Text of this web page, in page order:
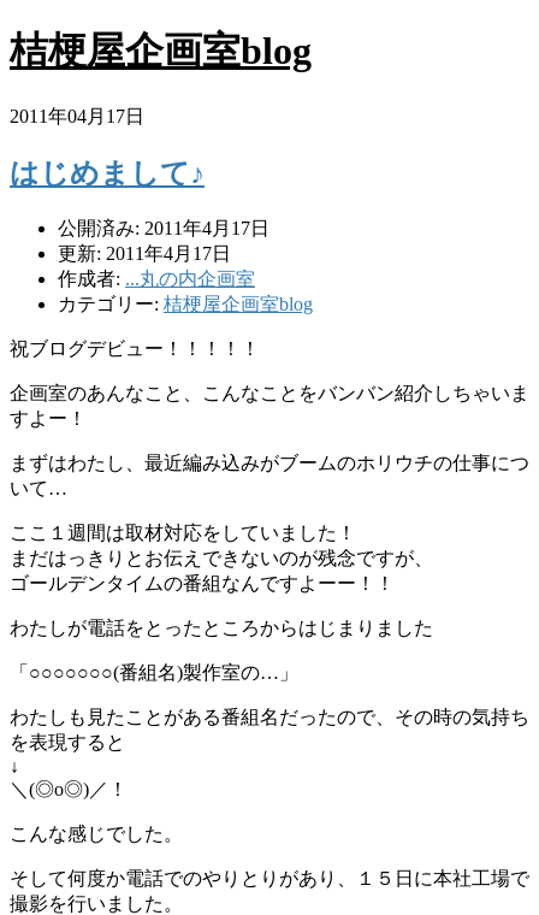
桔梗屋企画室blog
2011年04月17日
はじめまして♪
公開済み: 2011年4月17日
更新: 2011年4月17日
作成者: ...丸の内企画室
カテゴリー: 桔梗屋企画室blog
祝ブログデビュー！！！！！
企画室のあんなこと、こんなことをバンバン紹介しちゃいま
すよー！
まずはわたし、最近編み込みがブームのホリウチの仕事につ
いて…
ここ１週間は取材対応をしていました！
まだはっきりとお伝えできないのが残念ですが、
ゴールデンタイムの番組なんですよーー！！
わたしが電話をとったところからはじまりました
「○○○○○○○(番組名)製作室の…」
わたしも見たことがある番組名だったので、その時の気持ち
を表現すると
↓
＼(◎o◎)／！
こんな感じでした。
そして何度か電話でのやりとりがあり、１５日に本社工場で
撮影を行いました。